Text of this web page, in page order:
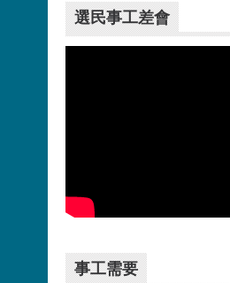
選民事工差會
事工需要